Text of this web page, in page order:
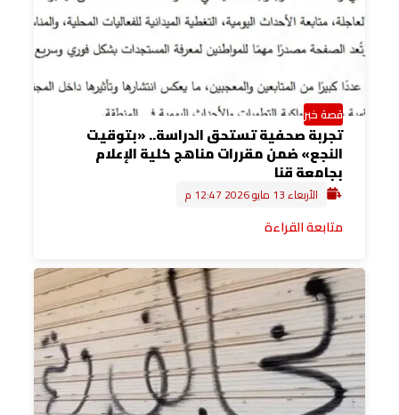
قصة خبر
تجربة صحفية تستحق الدراسة.. «بتوقيت
النجع» ضمن مقررات مناهج كلية الإعلام
بجامعة قنا
الأربعاء 13 مايو 2026 12:47 م
متابعة القراءة